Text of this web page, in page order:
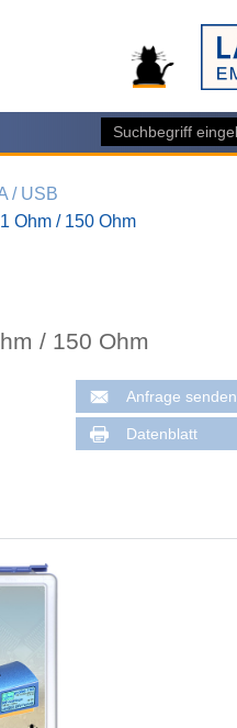
/ USB
Ohm / 150 Ohm
/ 150 Ohm
Anfrage senden
Datenblatt